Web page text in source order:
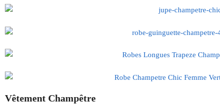
Vêtement Champêtre